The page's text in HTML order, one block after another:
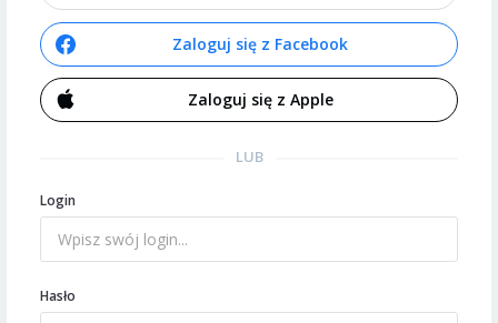
Zaloguj się z Facebook
Zaloguj się z Apple
LUB
Login
Hasło